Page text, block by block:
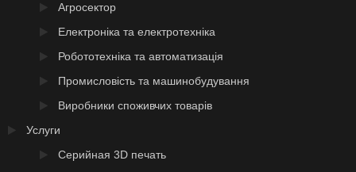
Агросектор
Електроніка та електротехніка
Робототехніка та автоматизація
Промисловість та машинобудування
Виробники споживчих товарів
Услуги
Серийная 3D печать